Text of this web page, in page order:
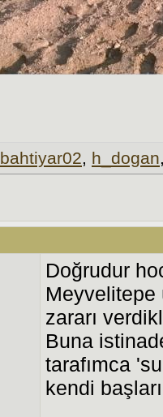
bahtiyar02, h_dogan
Doğrudur
Meyvelitepe
zararı
Buna
tarafımca
kendi